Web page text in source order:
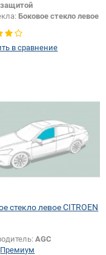
Боковое стекло левое
в сравнение
стекло левое CITROEN
AGC
Премиум